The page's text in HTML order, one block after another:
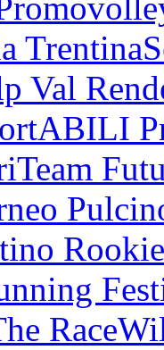
Trentina
Val
Team
Race